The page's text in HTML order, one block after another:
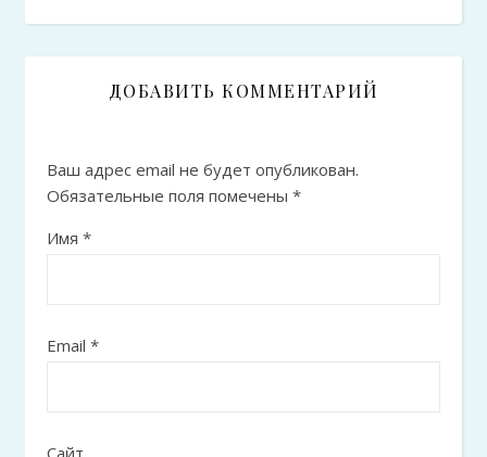
ДОБАВИТЬ КОММЕНТАРИЙ
Ваш адрес email не будет опубликован.
Обязательные поля помечены *
Имя *
Email *
Сайт